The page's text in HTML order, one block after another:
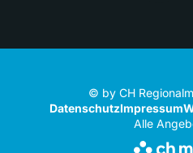
© by CH
DatenschutzImpressum
Alle